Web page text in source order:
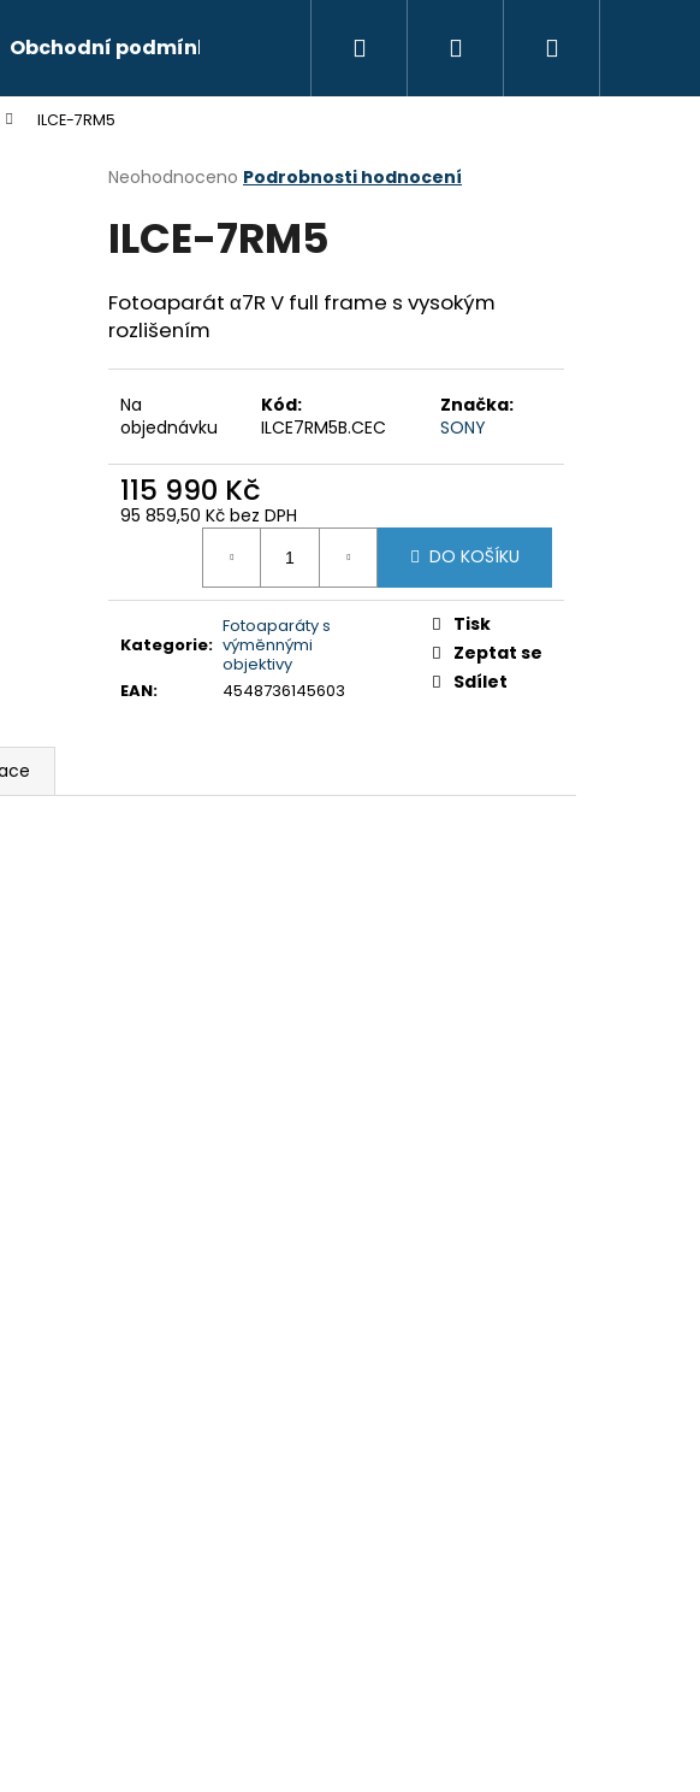
Obchodní podmínky Moje objednávka Kontakty
Přihlášení
ILCE-7RM5
Průměrné
produktu
z
5
hvězdiček.
Neohodnoceno Podrobnosti hodnocení
ILCE-7RM5
Fotoaparát α7R V full frame s vysokým
rozlišením
Na
objednávku
Kód:
ILCE7RM5B.CEC
Značka:
SONY
115 990 Kč
95 859,50 Kč bez DPH
DO KOŠÍKU
Kategorie:
Fotoaparáty s
výměnnými
objektivy
EAN: 4548736145603
Tisk
Zeptat se
Sdílet
Následující